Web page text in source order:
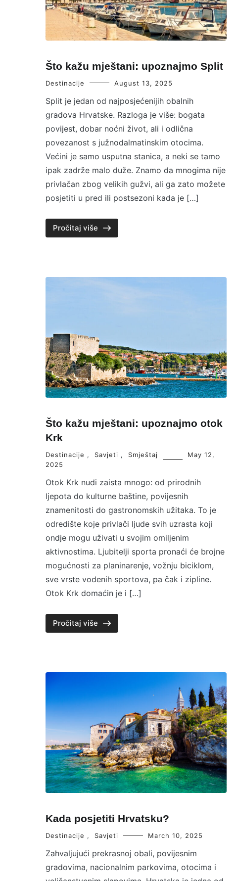
Što kažu mještani: upoznajmo Split
Destinacije August 13, 2025
Split je jedan od najposjećenijih obalnih
gradova Hrvatske. Razloga je više: bogata
povijest, dobar noćni život, ali i odlična
povezanost s južnodalmatinskim otocima.
Većini je samo usputna stanica, a neki se tamo
ipak zadrže malo duže. Znamo da mnogima nije
privlačan zbog velikih gužvi, ali ga zato možete
posjetiti u pred ili postsezoni kada je […]
Pročitaj više
Što kažu mještani: upoznajmo otok
Krk
Destinacije , Savjeti , Smještaj
May 12,
2025
Otok Krk nudi zaista mnogo: od prirodnih
ljepota do kulturne baštine, povijesnih
znamenitosti do gastronomskih užitaka. To je
odredište koje privlači ljude svih uzrasta koji
ondje mogu uživati ​​u svojim omiljenim
aktivnostima. Ljubitelji sporta pronaći će brojne
mogućnosti za planinarenje, vožnju biciklom,
sve vrste vodenih sportova, pa čak i zipline.
Otok Krk domaćin je i […]
Pročitaj više
Kada posjetiti Hrvatsku?
Destinacije , Savjeti March 10, 2025
Zahvaljujući prekrasnoj obali, povijesnim
gradovima, nacionalnim parkovima, otocima i